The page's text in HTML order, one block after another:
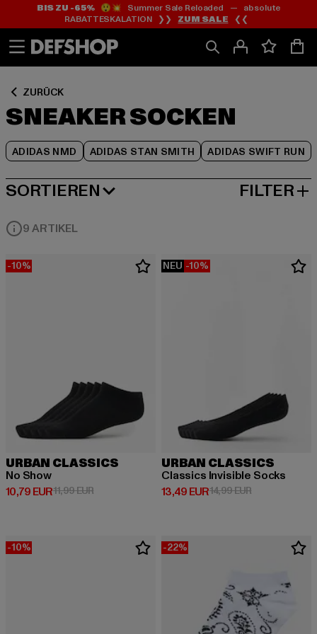
Zum
Inhalt
springen
Zum
Fußzeile
springen
BIS ZU -65%😲💥 Summer Sale Reloaded — absolute
RABATTESKALATION ❯❯ ZUM SALE ❮❮
ZURÜCK
SNEAKER SOCKEN
ADIDAS NMD ADIDAS STAN SMITH ADIDAS SWIFT RUN
Zum
Produktraster
springen
SORTIEREN
BELIEBTESTE FILTER
9 ARTIKEL
-10%
URBAN CLASSICS
No Show
10,79 EUR
Derzeitiger Preis: 10,79 EUR
11,99 EURAktionspreis: 11,99 EUR
NEU -10%
URBAN CLASSICS
Classics Invisible Socks
13,49 EUR
Derzeitiger Preis: 13,49 EUR
14,99 EURAktionspreis:
-10% -22%